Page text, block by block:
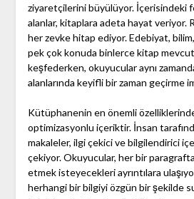
ziyaretçilerini büyülüyor. İçerisindeki
alanlar, kitaplara adeta hayat veriyor.
her zevke hitap ediyor. Edebiyat,
pek çok konuda binlerce kitap
keşfederken, okuyucular aynı
alanlarında keyifli bir zaman geçirme
Kütüphanenin en önemli
optimizasyonlu içeriktir. İnsan
makaleler, ilgi çekici ve bilgilendirici
çekiyor. Okuyucular, her bir
etmek isteyecekleri ayrıntılara
herhangi bir bilgiyi özgün bir şekilde